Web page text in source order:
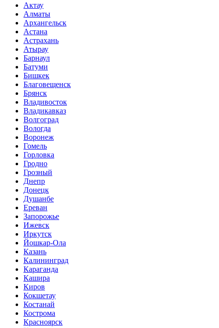
Актау
Алматы
Архангельск
Астана
Астрахань
Атырау
Барнаул
Батуми
Бишкек
Благовещенск
Брянск
Владивосток
Владикавказ
Волгоград
Вологда
Воронеж
Гомель
Горловка
Гродно
Грозный
Днепр
Донецк
Душанбе
Ереван
Запорожье
Ижевск
Иркутск
Йошкар-Ола
Казань
Калининград
Караганда
Кашира
Киров
Кокшетау
Костанай
Кострома
Красноярск